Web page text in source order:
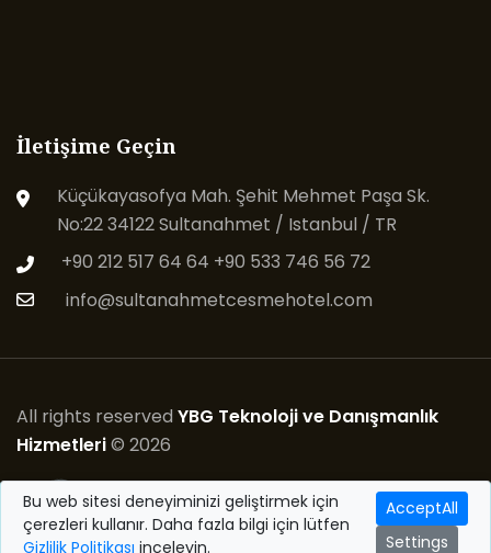
İletişime Geçin
Küçükayasofya Mah. Şehit Mehmet Paşa Sk.
No:22 34122 Sultanahmet / Istanbul / TR
+90 212 517 64 64 +90 533 746 56 72
info@sultanahmetcesmehotel.com
All rights reserved YBG Teknoloji ve Danışmanlık
Hizmetleri© 2026
Follow Us
Bu web sitesi deneyiminizi geliştirmek için
çerezleri kullanır. Daha fazla bilgi için lütfen
Gizlilik Politikası inceleyin.
AcceptAll
Settings